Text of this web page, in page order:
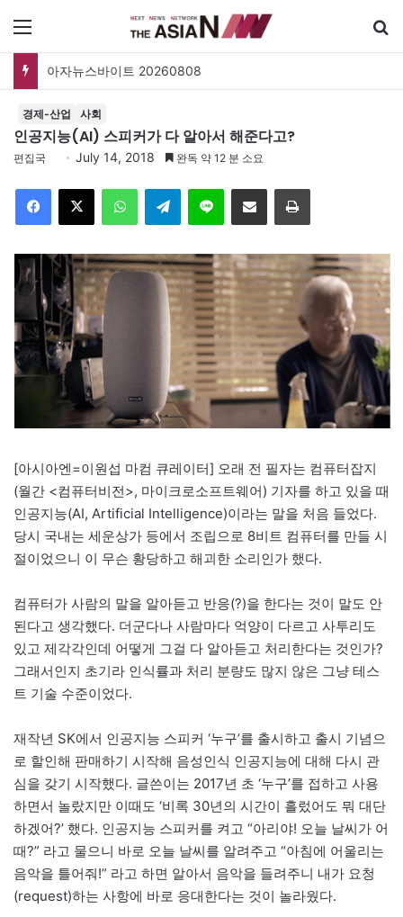
아자뉴스바이트 20260808
경제-산업 사회
인공지능(AI) 스피커가 다 알아서 해준다고?
편집국 July 14, 2018 완독 약 12 분 소요
Telegram 이메일
[아시아엔=이원섭 마컴 큐레이터] 오래 전 필자는 컴퓨터잡지
(월간 <컴퓨터비전>, 마이크로소프트웨어) 기자를 하고 있을 때
인공지능(AI, Artificial Intelligence)이라는 말을 처음 들었다.
당시 국내는 세운상가 등에서 조립으로 8비트 컴퓨터를 만들 시
절이었으니 이 무슨 황당하고 해괴한 소리인가 했다.
컴퓨터가 사람의 말을 알아듣고 반응(?)을 한다는 것이 말도 안
된다고 생각했다. 더군다나 사람마다 억양이 다르고 사투리도
있고 제각각인데 어떻게 그걸 다 알아듣고 처리한다는 것인가?
그래서인지 초기라 인식률과 처리 분량도 많지 않은 그냥 테스
트 기술 수준이었다.
재작년 SK에서 인공지능 스피커 ‘누구’를 출시하고 출시 기념으
로 할인해 판매하기 시작해 음성인식 인공지능에 대해 다시 관
심을 갖기 시작했다. 글쓴이는 2017년 초 ‘누구’를 접하고 사용
하면서 놀랐지만 이때도 ‘비록 30년의 시간이 흘렀어도 뭐 대단
하겠어?’ 했다. 인공지능 스피커를 켜고 “아리야! 오늘 날씨가 어
때?” 라고 물으니 바로 오늘 날씨를 알려주고 “아침에 어울리는
음악을 틀어줘!” 라고 하면 알아서 음악을 들려주니 내가 요청
(request)하는 사항에 바로 응대한다는 것이 놀라웠다.